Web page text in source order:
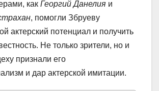
как Георгий Данелия и
, помогли Збруеву
актерский потенциал и получить
Не только зрители, но и
признали его
и дар актерской имитации.